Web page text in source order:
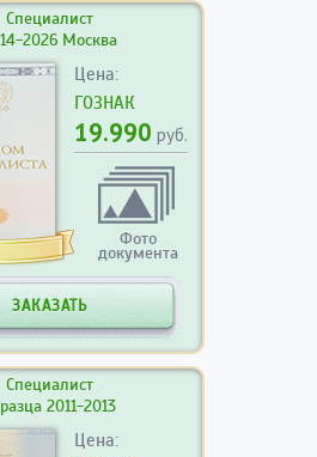
Специалист
2026 Москва
Цена:
ГОЗНАК
19.990 руб.
Фото
документа
ЗАКАЗАТЬ
Специалист
2011-2013
Цена: